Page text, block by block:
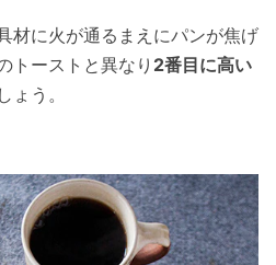
材に火が通るまえにパンが焦げ
トーストと異なり 2番目に高い
ょう。